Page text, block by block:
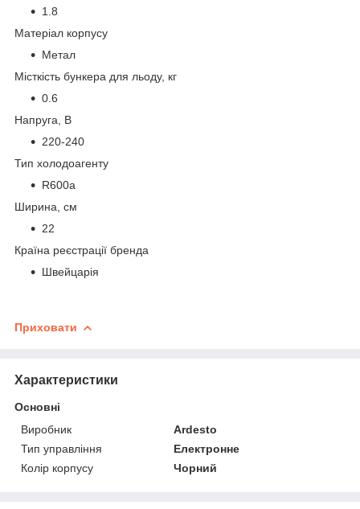
1.8
Матеріал корпусу
Метал
Місткість бункера для льоду, кг
0.6
Напруга, В
220-240
Тип холодоагенту
R600a
Ширина, см
22
Країна реєстрації бренда
Швейцарія
Приховати
Характеристики
Основні
Виробник
Ardesto
Тип управління
Електронне
Колір корпусу
Чорний